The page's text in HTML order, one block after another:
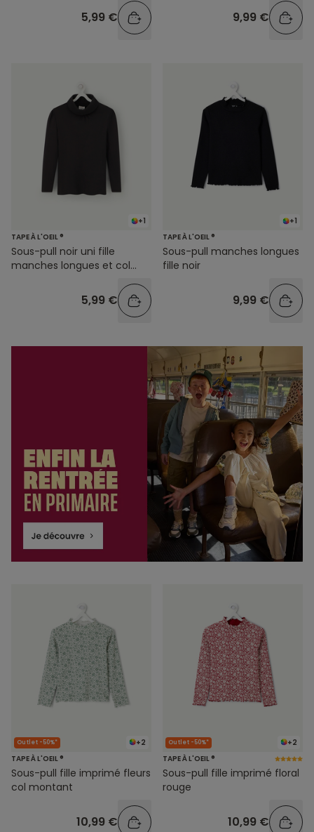
5,99 € 9,99 €
+1
TAPE À L'OEIL ®
Sous-pull noir uni fille
manches longues et col
5,99 €
+1
TAPE À L'OEIL ®
Sous-pull manches longues
fille noir
9,99 €
+2
Outlet -50%*
TAPE À L'OEIL ®
Sous-pull fille imprimé fleurs
col montant
10,99 €
+2
Outlet -50%*
TAPE À L'OEIL ®
Sous-pull fille imprimé floral
rouge
10,99 €